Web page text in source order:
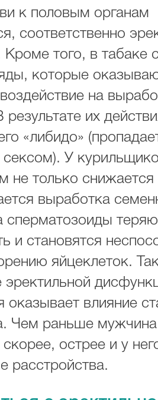
к половым органам
соответственно
Кроме того, в табаке
которые
на
результате их
«либидо»
сексом). У
не только снижается
выработка
сперматозоиды
и становятся
яйцеклеток.
эректильной
оказывает влияние
Чем раньше мужчина
острее и у
расстройства.